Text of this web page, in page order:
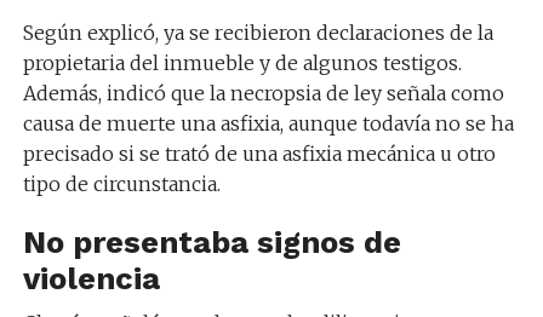
Según explicó, ya se recibieron declaraciones de la
propietaria del inmueble y de algunos testigos.
Además, indicó que la necropsia de ley señala como
causa de muerte una asfixia, aunque todavía no se ha
precisado si se trató de una asfixia mecánica u otro
tipo de circunstancia.
No presentaba signos de
violencia